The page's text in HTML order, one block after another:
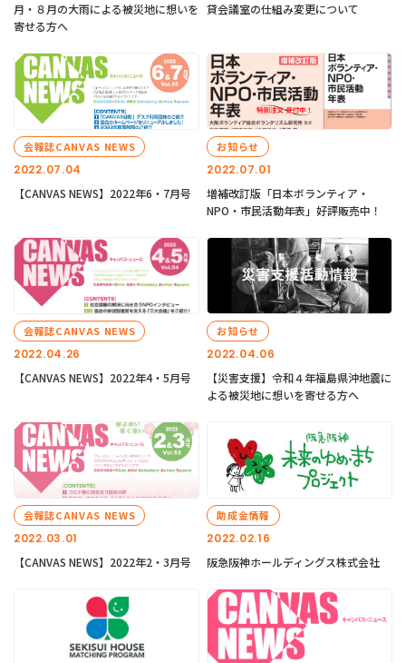
月・８月の大雨による被災地に想いを
寄せる方へ
貸会議室の仕組み変更について
2022.07.04
会報誌CANVAS NEWS
【CANVAS NEWS】2022年6・7月号
2022.07.01
お知らせ
増補改訂版「日本ボランティア・
NPO・市民活動年表」好評販売中！
2022.04.26
会報誌CANVAS NEWS
【CANVAS NEWS】2022年4・5月号
2022.04.06
お知らせ
【災害支援】令和４年福島県沖地震に
よる被災地に想いを寄せる方へ
2022.03.01
会報誌CANVAS NEWS
【CANVAS NEWS】2022年2・3月号
2022.02.16
助成金情報
阪急阪神ホールディングス株式会社